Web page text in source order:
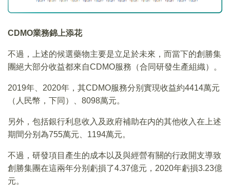
CDMO業務錦上添花
不過，上述的候選藥物主要是立足於未來，而當下的創勝集
團絕大部分收益都來自CDMO服務（合同研發生產組織）。
2019年、2020年，其CDMO服務分别實現收益約4414萬元
（人民幣，下同）、8098萬元。
另外，包括銀行利息收入及政府補助在内的其他收入在上述
期間分别為755萬元、1194萬元。
不過，研發項目產生的成本以及與經營有關的行政開支導致
創勝集團在這兩年分别虧損了4.37億元，2020年虧損3.23億
元。